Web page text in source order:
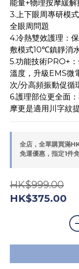
能量+物理按摩緩
3.上下眼周專研模
全眼周問題
4.冷熱雙效護理：
敷模式10℃鎮靜消
5.功能技術PRO+
溫度，升級EMS微
次/分高頻振動促循
6.護理部位更全面
摩更是適用川字紋
全店，全單購買滿
免運優惠，指定1件
HK$999.00
HK$375.00